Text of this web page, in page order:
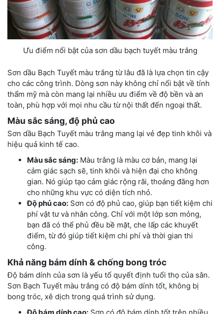
Ưu điểm nổi bật của sơn dầu bạch tuyết màu trắng
Sơn dầu Bạch Tuyết màu trắng từ lâu đã là lựa chọn tin cậy
cho các công trình. Dòng sơn này không chỉ nổi bật về tính
thẩm mỹ mà còn mang lại nhiều ưu điểm về độ bền và an
toàn, phù hợp với mọi nhu cầu từ nội thất đến ngoại thất.
Màu sắc sáng, độ phủ cao
Sơn dầu Bạch Tuyết màu trắng mang lại vẻ đẹp tinh khôi và
hiệu quả kinh tế cao.
Màu sắc sáng: Màu trắng là màu cơ bản, mang lại
cảm giác sạch sẽ, tinh khôi và hiện đại cho không
gian. Nó giúp tạo cảm giác rộng rãi, thoáng đãng hơn
cho những khu vực có diện tích nhỏ.
Độ phủ cao: Sơn có độ phủ cao, giúp bạn tiết kiệm chi
phí vật tư và nhân công. Chỉ với một lớp sơn mỏng,
bạn đã có thể phủ đều bề mặt, che lấp các khuyết
điểm, từ đó giúp tiết kiệm chi phí và thời gian thi
công.
Khả năng bám dính & chống bong tróc
Độ bám dính của sơn là yếu tố quyết định tuổi thọ của sân.
Sơn Bạch Tuyết màu trắng có độ bám dính tốt, không bị
bong tróc, xê dịch trong quá trình sử dụng.